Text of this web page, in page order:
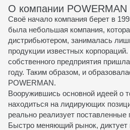
О компании POWERMAN
Своё начало компания берет в
была небольшая компания,
дистрибьютером, занималась
продукции известных
собственного предприятия
году. Таким образом, и
POWERMAN.
Вооружившись основной идеей о
находиться на лидирующих
реально реализует поставленные
Быстро меняющий рынок, диктует